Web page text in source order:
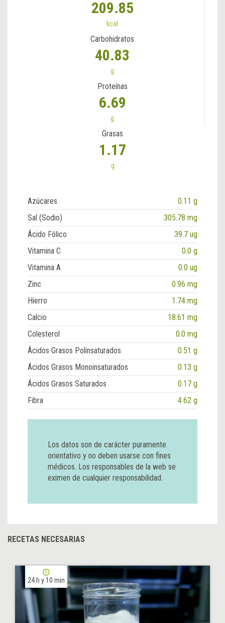
209.85
kcal
Carbohidratos
40.83
g
Proteínas
6.69
g
Grasas
1.17
g
Azúcares
0.11 g
Sal (Sodio)
305.78 mg
Ácido Fólico
39.7 ug
Vitamina C
0.0 g
Vitamina A
0.0 ug
Zinc
0.96 mg
Hierro
1.74 mg
Calcio
18.61 mg
Colesterol
0.0 mg
Ácidos Grasos Polinsaturados
0.51 g
Ácidos Grasos Monoinsaturados
0.13 g
Ácidos Grasos Saturados
0.17 g
Fibra
4.62 g
Los datos son de carácter puramente
orientativo y no deben usarse con fines
médicos. Los responsables de la web se
eximen de cualquier responsabilidad.
RECETAS NECESARIAS
24 h y 10 min